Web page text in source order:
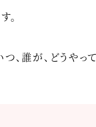
。
、誰が、どうやっ